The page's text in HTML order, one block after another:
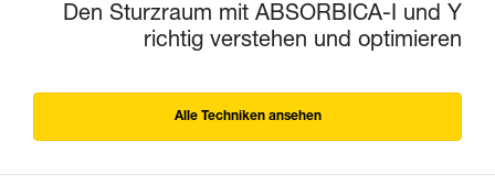
Den Sturzraum mit ABSORBICA-I und Y
richtig verstehen und optimieren
Alle Techniken ansehen